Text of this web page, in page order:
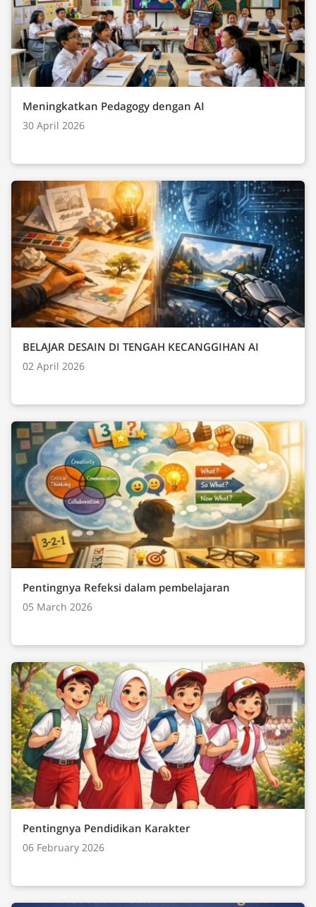
Meningkatkan Pedagogy dengan AI
30 April 2026
BELAJAR DESAIN DI TENGAH KECANGGIHAN AI
02 April 2026
Pentingnya Refeksi dalam pembelajaran
05 March 2026
Pentingnya Pendidikan Karakter
06 February 2026